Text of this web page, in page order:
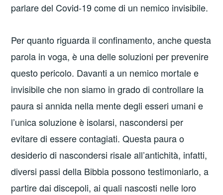
parlare del Covid-19 come di un nemico invisibile.
Per quanto riguarda il confinamento, anche questa
parola in voga, è una delle soluzioni per prevenire
questo pericolo. Davanti a un nemico mortale e
invisibile che non siamo in grado di controllare la
paura si annida nella mente degli esseri umani e
l’unica soluzione è isolarsi, nascondersi per
evitare di essere contagiati. Questa paura o
desiderio di nascondersi risale all’antichità, infatti,
diversi passi della Bibbia possono testimoniarlo, a
partire dai discepoli, ai quali nascosti nelle loro